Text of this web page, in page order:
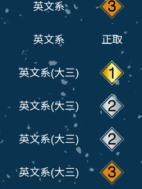
英文系
英文系 正取
英文系(大三)
英文系(大三)
英文系(大三)
英文系(大三)